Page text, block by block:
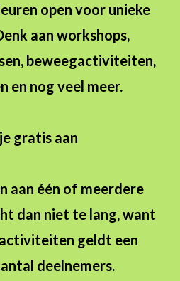
open voor unieke
aan workshops,
beweegactiviteiten,
en nog veel meer.
gratis aan
aan één of meerdere
dan niet te lang, want
geldt een
deelnemers.